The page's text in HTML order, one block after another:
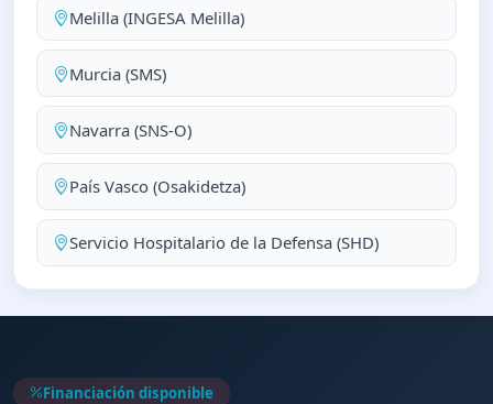
Melilla (INGESA Melilla)
Murcia (SMS)
Navarra (SNS-O)
País Vasco (Osakidetza)
Servicio Hospitalario de la Defensa (SHD)
Financiación disponible